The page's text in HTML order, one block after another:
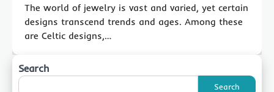
The world of jewelry is vast and varied, yet certain
designs transcend trends and ages. Among these
are Celtic designs,…
Search
Search